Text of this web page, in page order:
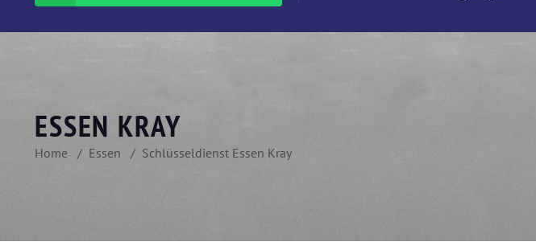
ESSEN KRAY
Home Essen Schlüsseldienst Essen Kray